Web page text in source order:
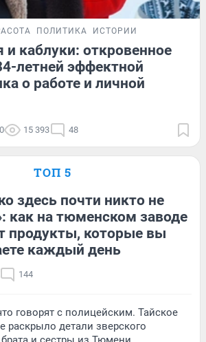
ПОЛИТИКА ИСТОРИИ
и каблуки: откровенное
летней эффектной
о работе и личной
15 393 48
ТОП 5
здесь почти никто не
как на тюменском заводе
продукты, которые вы
каждый день
144
говорят с полицейским. Тайское
раскрыло детали зверского